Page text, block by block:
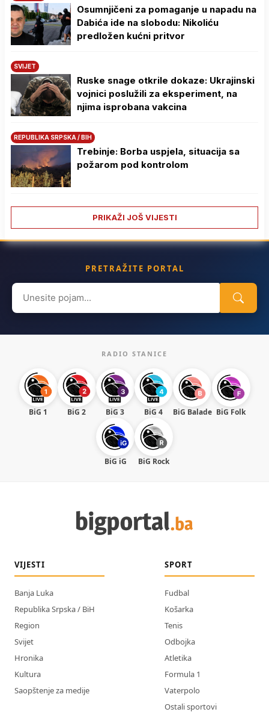
Osumnjičeni za pomaganje u napadu na
Dabića ide na slobodu: Nikoliću
predložen kućni pritvor
SVIJET
Ruske snage otkrile dokaze: Ukrajinski
vojnici poslužili za eksperiment, na
njima isprobana vakcina
REPUBLIKA SRPSKA / BIH
Trebinje: Borba uspjela, situacija sa
požarom pod kontrolom
PRIKAŽI JOŠ VIJESTI
PRETRAŽITE PORTAL
Search
for:
RADIO STANICE
BiG 1 BiG 2 BiG 3 BiG 4 BiG Balade BiG Folk
BiG iG BiG Rock
VIJESTI
Banja Luka
Republika Srpska / BiH
Region
Svijet
Hronika
Kultura
Saopštenje za medije
SPORT
Fudbal
Košarka
Tenis
Odbojka
Atletika
Formula 1
Vaterpolo
Ostali sportovi